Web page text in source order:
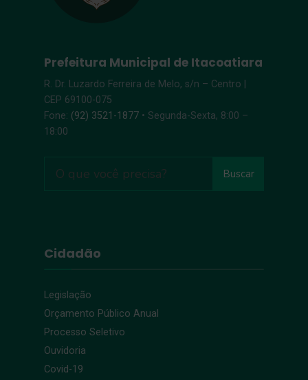
Prefeitura Municipal de Itacoatiara
R. Dr. Luzardo Ferreira de Melo, s/n – Centro |
CEP 69100-075
Fone: (92) 3521-1877 • Segunda-Sexta, 8:00 –
18:00
Buscar
Cidadão
Legislação
Orçamento Público Anual
Processo Seletivo
Ouvidoria
Covid-19